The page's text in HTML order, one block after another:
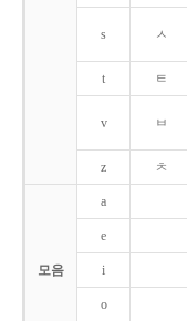
s ㅅ
t ㅌ
v ㅂ
z ㅊ
모음
a
e
i
o